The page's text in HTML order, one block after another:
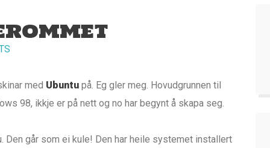
med Ubuntu på. Eg gler meg. Hovudgrunnen til
98, ikkje er på nett og no har begynt å skapa seg.
Den går som ei kule! Den har heile systemet installert